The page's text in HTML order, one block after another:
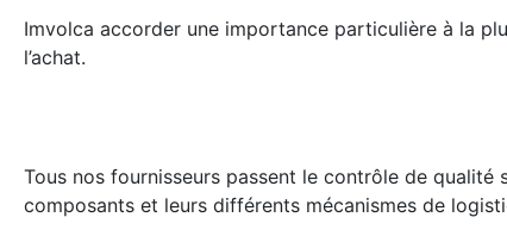
Imvolca accorder une importance particulière à la
l’achat.
Tous nos fournisseurs passent le contrôle de qualité
composants et leurs différents mécanismes de